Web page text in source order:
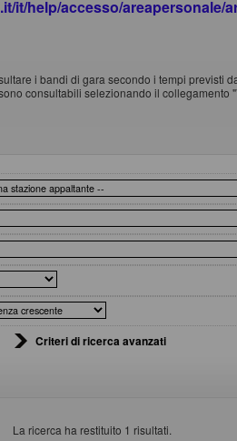
it/help/accesso/areapersonale/
i bandi di gara secondo i tempi previsti
consultabili selezionando il collegamento
Criteri di ricerca avanzati
La ricerca ha restituito 1 risultati.